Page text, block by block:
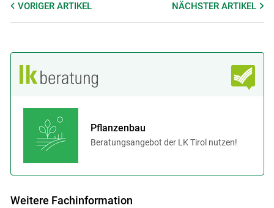
VORIGER ARTIKEL NÄCHSTERARTIKEL
Pflanzenbau
Beratungsangebot der LK Tirol nutzen!
Weitere Fachinformation